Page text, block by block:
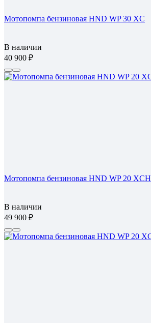
Мотопомпа бензиновая HND WP 30 XC
В наличии
40 900
Мотопомпа бензиновая HND WP 20 XCH
В наличии
49 900